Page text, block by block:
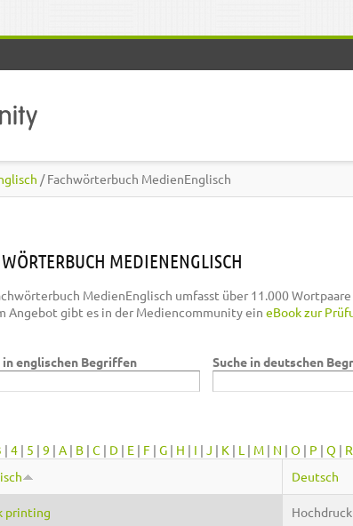
/ Fachwörterbuch MedienEnglisch
MEDIENENGLISCH
MedienEnglisch umfasst über 11.000
Angebot gibt es in der Mediencommunity ein eBook zur
in englischen Begriffen Suche in deutschen
| 4 | 5 | 9 | A | B | C | D | E | F | G | H | I | J | K | L | M | N | O | P | Q | R
Deutsch
printing Hochdruck